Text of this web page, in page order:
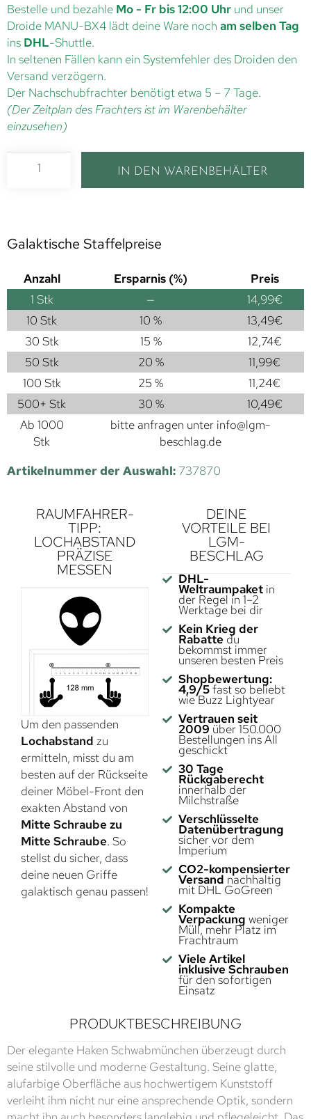
Bestelle und bezahle Mo - Fr bis 12:00 Uhr und unser
Droide MANU-BX4 lädt deine Ware noch am selben Tag
ins DHL-Shuttle.
In seltenen Fällen kann ein Systemfehler des Droiden den
Versand verzögern.
Der Nachschubfrachter benötigt etwa 5 – 7 Tage.
(Der Zeitplan des Frachters ist im Warenbehälter
einzusehen)
IN DEN WARENBEHÄLTER
Galaktische Staffelpreise
Anzahl Ersparnis (%)
Preis
1 Stk — 14,99€
10 Stk
10 % 13,49€
30 Stk
15 % 12,74€
50 Stk
20 % 11,99€
100 Stk
25 % 11,24€
500+ Stk
30 % 10,49€
Ab 1000
Stk
bitte anfragen unter info@lgm-
beschlag.de
Artikelnummer der Auswahl: 737870
RAUMFAHRER-
TIPP:
LOCHABSTAND
PRÄZISE
MESSEN
Um den passenden
Lochabstand zu
ermitteln, misst du am
besten auf der Rückseite
deiner Möbel-Front den
exakten Abstand von
Mitte Schraube zu
Mitte Schraube. So
stellst du sicher, dass
deine neuen Griffe
galaktisch genau passen!
DEINE
VORTEILE BEI
LGM-
BESCHLAG
DHL-
Weltraumpaketin
der Regel in 1–2
Werktage bei dir
Kein Krieg der
Rabatte du
bekommst immer
unseren besten Preis
Shopbewertung:
4,9/5fast so beliebt
wie Buzz Lightyear
Vertrauen seit
2009 über 150.000
Bestellungen ins All
geschickt
30 Tage
Rückgaberecht
innerhalb der
Milchstraße
Verschlüsselte
Datenübertragung
sicher vor dem
Imperium
CO2-kompensierter
Versand nachhaltig
mit DHL GoGreen
Kompakte
Verpackung weniger
Müll, mehr Platz im
Frachtraum
Viele Artikel
inklusive Schrauben
für den sofortigen
Einsatz
PRODUKTBESCHREIBUNG
Der elegante Haken Schwabmünchen überzeugt durch
seine stilvolle und moderne Gestaltung. Seine glatte,
alufarbige Oberfläche aus hochwertigem Kunststoff
verleiht ihm nicht nur eine ansprechende Optik, sondern